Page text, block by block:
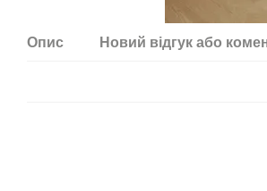
Опис Новий відгук або